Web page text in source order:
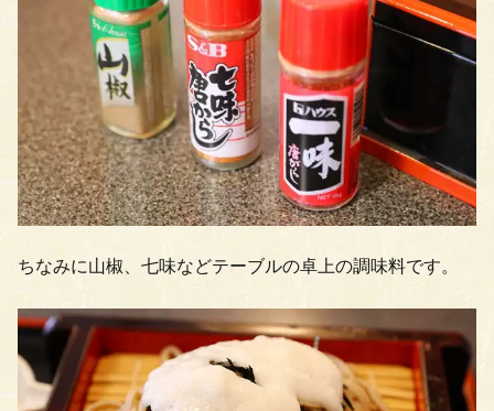
ちなみに山椒、七味などテーブルの卓上の調味料です。